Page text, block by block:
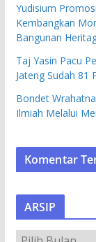
Yudisium
Kembangkan
Bangunan
Taj Yasin Pacu
Jateng Sudah 81
Bondet
Ilmiah Melalui
Komentar
ARSIP